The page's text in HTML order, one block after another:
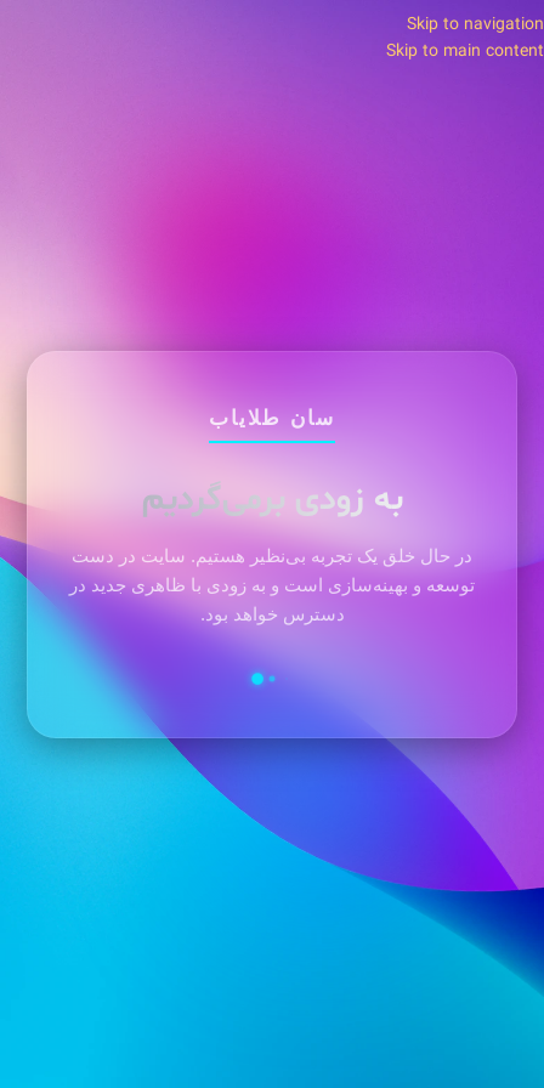
Skip to navigation
Skip to main content
سان طلایاب
به زودی برمی‌گردیم
در حال خلق یک تجربه بی‌نظیر هستیم. سایت در دست
توسعه و بهینه‌سازی است و به زودی با ظاهری جدید در
دسترس خواهد بود.